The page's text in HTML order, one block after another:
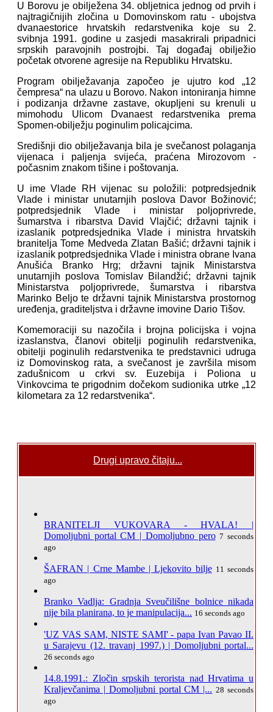
U Borovu je obilježena 34. obljetnica jednog od prvih i
najtragičnijih zločina u Domovinskom ratu - ubojstva
dvanaestorice hrvatskih redarstvenika koje su 2.
svibnja 1991. godine u zasjedi masakrirali pripadnici
srpskih paravojnih postrojbi. Taj događaj obilježio
početak otvorene agresije na Republiku Hrvatsku.
Program obilježavanja započeo je ujutro kod „12
čempresa“ na ulazu u Borovo. Nakon intoniranja himne
i podizanja državne zastave, okupljeni su krenuli u
mimohodu Ulicom Dvanaest redarstvenika prema
Spomen-obilježju poginulim policajcima.
Središnji dio obilježavanja bila je svečanost polaganja
vijenaca i paljenja svijeća, praćena Mirozovom -
počasnim znakom tišine i poštovanja.
U ime Vlade RH vijenac su položili: potpredsjednik
Vlade i ministar unutarnjih poslova Davor Božinović;
potpredsjednik Vlade i ministar poljoprivrede,
šumarstva i ribarstva David Vlajčić; državni tajnik i
izaslanik potpredsjednika Vlade i ministra hrvatskih
branitelja Tome Medveda Zlatan Bašić; državni tajnik i
izaslanik potpredsjednika Vlade i ministra obrane Ivana
Anušića Branko Hrg; državni tajnik Ministarstva
unutarnjih poslova Tomislav Bilandžić; državni tajnik
Ministarstva poljoprivrede, šumarstva i ribarstva
Marinko Beljo te državni tajnik Ministarstva prostornog
uređenja, graditeljstva i državne imovine Dario Tišov.
Komemoraciji su nazočila i brojna policijska i vojna
izaslanstva, članovi obitelji poginulih redarstvenika,
obitelji poginulih redarstvenika te predstavnici udruga
iz Domovinskog rata, a svečanost je završila misom
zadušnicom u crkvi sv. Euzebija i Poliona u
Vinkovcima te prigodnim dočekom sudionika utrke „12
kilometara za 12 redarstvenika“.
Drugi upravo čitaju...
BRANITELJI VUKOVARA - HVALA! |
Domoljubni portal CM | Domoljubno pero 7 seconds
ago
ŠAFRAN | Crne Mambe | Ljekovito bilje 11 seconds
ago
Branko Vadlja: Gradnja Sveučilišne bolnice nikada
nije bila planirana, to je manipulacija... 16 seconds ago
'UZ VAS SAM, NISTE SAMI' - papa Ivan Pavao II.
u Sarajevu (12. travanj 1997.) | Domoljubni portal...
26 seconds ago
14.8.1991.: Zločin srpskih terorista nad Hrvatima u
Kraljevčanima | Domoljubni portal CM |... 28 seconds
ago